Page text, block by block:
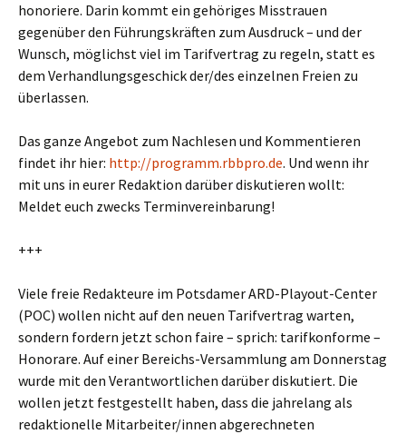
honoriere. Darin kommt ein gehöriges Misstrauen
gegenüber den Führungskräften zum Ausdruck – und der
Wunsch, möglichst viel im Tarifvertrag zu regeln, statt es
dem Verhandlungsgeschick der/des einzelnen Freien zu
überlassen.
Das ganze Angebot zum Nachlesen und Kommentieren
findet ihr hier: http://programm.rbbpro.de. Und wenn ihr
mit uns in eurer Redaktion darüber diskutieren wollt:
Meldet euch zwecks Terminvereinbarung!
+++
Viele freie Redakteure im Potsdamer ARD-Playout-Center
(POC) wollen nicht auf den neuen Tarifvertrag warten,
sondern fordern jetzt schon faire – sprich: tarifkonforme –
Honorare. Auf einer Bereichs-Versammlung am Donnerstag
wurde mit den Verantwortlichen darüber diskutiert. Die
wollen jetzt festgestellt haben, dass die jahrelang als
redaktionelle Mitarbeiter/innen abgerechneten